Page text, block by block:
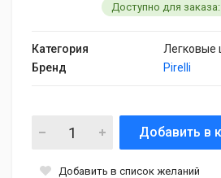
Доступно для
Категория
Легковые
Бренд
Pirelli
Добавить в
Добавить в список желаний